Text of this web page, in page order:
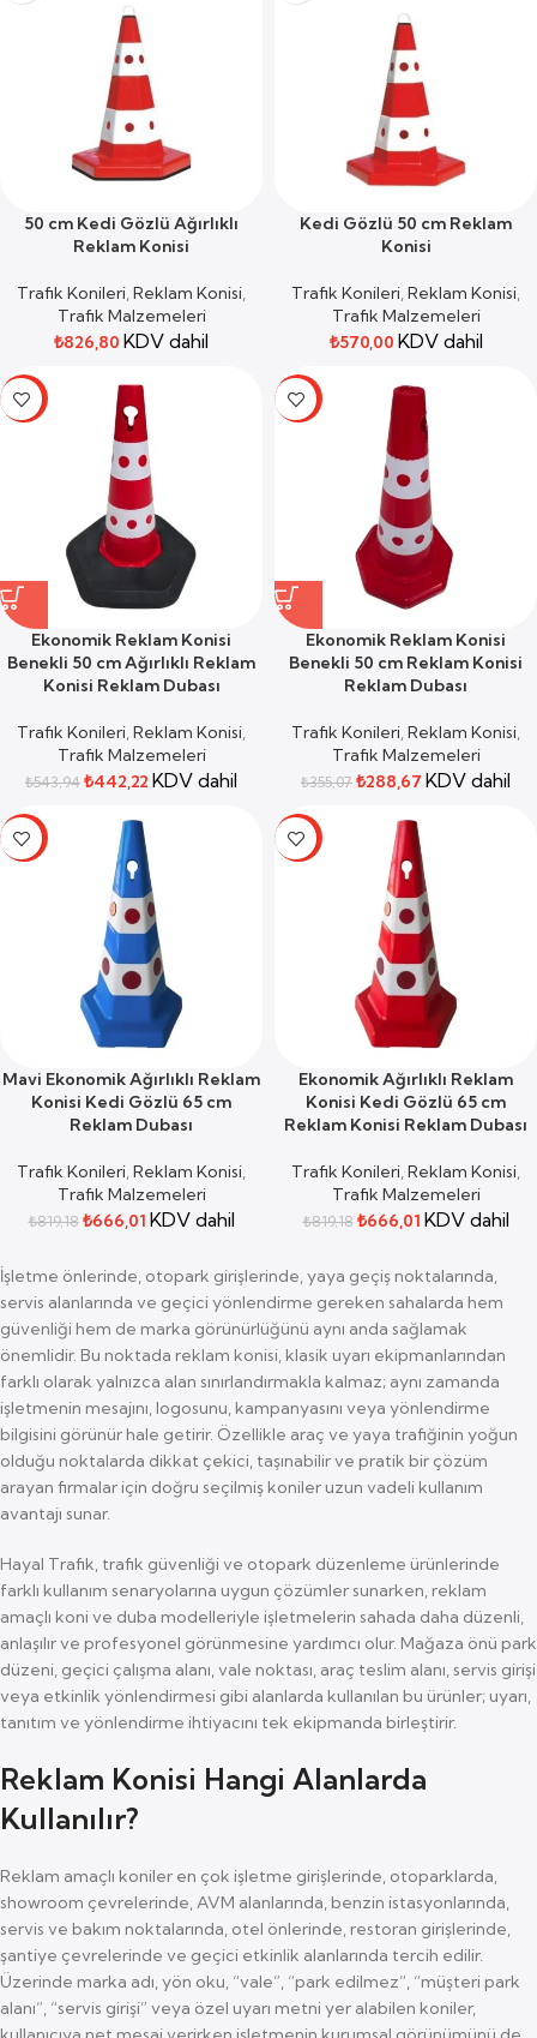
50 cm Kedi Gözlü Ağırlıklı
Reklam Konisi
Trafik Konileri,Reklam Konisi,
Trafik Malzemeleri
₺826,80 KDV dahil
Kedi Gözlü 50 cm Reklam
Konisi
Trafik Konileri,Reklam Konisi,
Trafik Malzemeleri
₺570,00 KDV dahil
-19%
Ekonomik Reklam Konisi
Benekli 50 cm Ağırlıklı Reklam
Konisi Reklam Dubası
Trafik Konileri,Reklam Konisi,
Trafik Malzemeleri
₺543,94 ₺442,22 KDV dahil
-19%
Ekonomik Reklam Konisi
Benekli 50 cm Reklam Konisi
Reklam Dubası
Trafik Konileri,Reklam Konisi,
Trafik Malzemeleri
₺355,07 ₺288,67 KDV dahil
-19%
Mavi Ekonomik Ağırlıklı Reklam
Konisi Kedi Gözlü 65 cm
Reklam Dubası
Trafik Konileri,Reklam Konisi,
Trafik Malzemeleri
₺819,18 ₺666,01 KDV dahil
-19%
Ekonomik Ağırlıklı Reklam
Konisi Kedi Gözlü 65 cm
Reklam Konisi Reklam Dubası
Trafik Konileri,Reklam Konisi,
Trafik Malzemeleri
₺819,18 ₺666,01 KDV dahil
İşletme önlerinde, otopark girişlerinde, yaya geçiş noktalarında,
servis alanlarında ve geçici yönlendirme gereken sahalarda hem
güvenliği hem de marka görünürlüğünü aynı anda sağlamak
önemlidir. Bu noktada reklam konisi, klasik uyarı ekipmanlarından
farklı olarak yalnızca alan sınırlandırmakla kalmaz; aynı zamanda
işletmenin mesajını, logosunu, kampanyasını veya yönlendirme
bilgisini görünür hale getirir. Özellikle araç ve yaya trafiğinin yoğun
olduğu noktalarda dikkat çekici, taşınabilir ve pratik bir çözüm
arayan firmalar için doğru seçilmiş koniler uzun vadeli kullanım
avantajı sunar.
Hayal Trafik, trafik güvenliği ve otopark düzenleme ürünlerinde
farklı kullanım senaryolarına uygun çözümler sunarken, reklam
amaçlı koni ve duba modelleriyle işletmelerin sahada daha düzenli,
anlaşılır ve profesyonel görünmesine yardımcı olur. Mağaza önü park
düzeni, geçici çalışma alanı, vale noktası, araç teslim alanı, servis girişi
veya etkinlik yönlendirmesi gibi alanlarda kullanılan bu ürünler; uyarı,
tanıtım ve yönlendirme ihtiyacını tek ekipmanda birleştirir.
Reklam Konisi Hangi Alanlarda
Kullanılır?
Reklam amaçlı koniler en çok işletme girişlerinde, otoparklarda,
showroom çevrelerinde, AVM alanlarında, benzin istasyonlarında,
servis ve bakım noktalarında, otel önlerinde, restoran girişlerinde,
şantiye çevrelerinde ve geçici etkinlik alanlarında tercih edilir.
Üzerinde marka adı, yön oku, “vale”, “park edilmez”, “müşteri park
alanı”, “servis girişi” veya özel uyarı metni yer alabilen koniler,